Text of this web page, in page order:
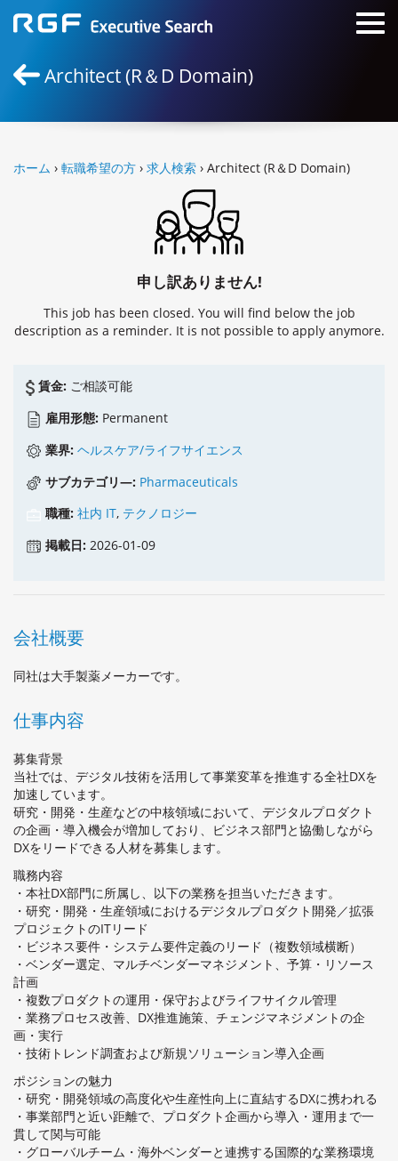
Architect (R＆D Domain)
ホーム › 転職希望の方 › 求人検索 › Architect (R＆D Domain)
申し訳ありません!
This job has been closed. You will find below the job
description as a reminder. It is not possible to apply anymore.
賃金: ご相談可能
雇用形態: Permanent
業界:ヘルスケア/ライフサイエンス
サブカテゴリ―: Pharmaceuticals
職種:社内 IT, テクノロジー
掲載日:2026-01-09
会社概要
同社は大手製薬メーカーです。
仕事内容
募集背景
当社では、デジタル技術を活用して事業変革を推進する全社DXを
加速しています。
研究・開発・生産などの中核領域において、デジタルプロダクト
の企画・導入機会が増加しており、ビジネス部門と協働しながら
DXをリードできる人材を募集します。
職務内容
・本社DX部門に所属し、以下の業務を担当いただきます。
・研究・開発・生産領域におけるデジタルプロダクト開発／拡張
プロジェクトのITリード
・ビジネス要件・システム要件定義のリード（複数領域横断）
・ベンダー選定、マルチベンダーマネジメント、予算・リソース
計画
・複数プロダクトの運用・保守およびライフサイクル管理
・業務プロセス改善、DX推進施策、チェンジマネジメントの企
画・実行
・技術トレンド調査および新規ソリューション導入企画
ポジションの魅力
・研究・開発領域の高度化や生産性向上に直結するDXに携われる
・事業部門と近い距離で、プロダクト企画から導入・運用まで一
貫して関与可能
・グローバルチーム・海外ベンダーと連携する国際的な業務環境